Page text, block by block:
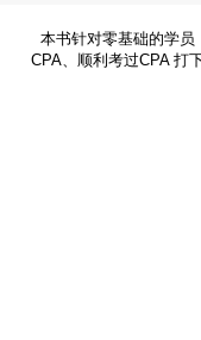
本书针对零基础的学员
CPA、顺利考过CPA 打